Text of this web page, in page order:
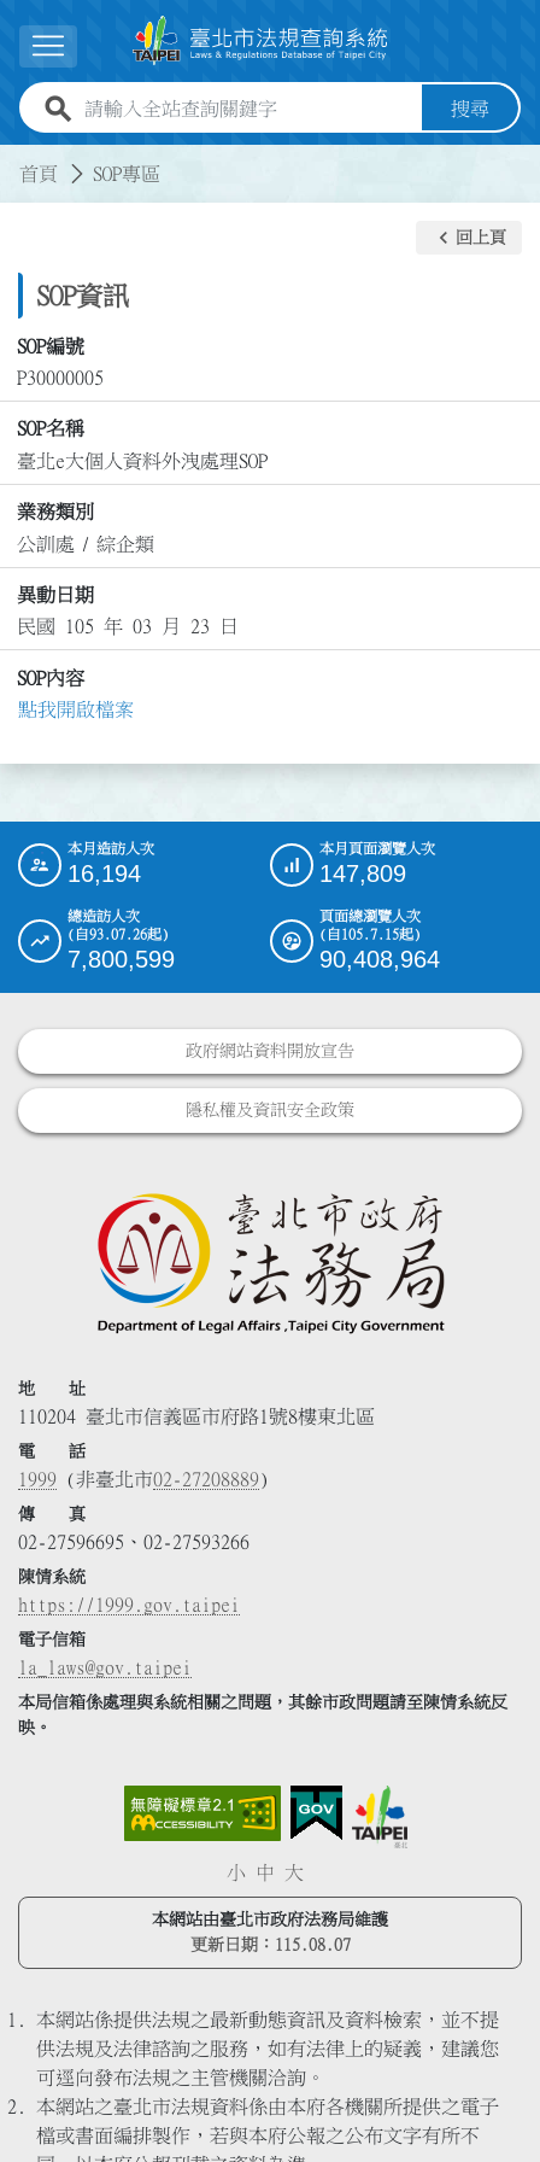
展開選單
全站查詢關鍵字欄位 搜尋
首頁 SOP專區
SOP資訊
keyboard_arrow_left 回上頁
SOP編號
P30000005
SOP名稱
臺北e大個人資料外洩處理SOP
業務類別
公訓處 / 綜企類
異動日期
民國 105 年 03 月 23 日
SOP內容
點我開啟檔案
::: 本月造訪人次
16,194
本月頁面瀏覽人次
147,809
總造訪人次
(自93.07.26起)
7,800,599
頁面總瀏覽人次
(自105.7.15起)
90,408,964
政府網站資料開放宣告
隱私權及資訊安全政策
地 址
110204 臺北市信義區市府路1號8樓東北區
電 話
1999 (非臺北市02-27208889)
傳 真
02-27596695、02-27593266
陳情系統
https://1999.gov.taipei
電子信箱
la_laws@gov.taipei
本局信箱係處理與系統相關之問題，其餘市政問題請至陳情系統反
映。
小 中 大
本網站由臺北市政府法務局維護
更新日期： 115.08.07
本網站係提供法規之最新動態資訊及資料檢索，並不提
供法規及法律諮詢之服務，如有法律上的疑義，建議您
可逕向發布法規之主管機關洽詢。
本網站之臺北市法規資料係由本府各機關所提供之電子
檔或書面編排製作，若與本府公報之公布文字有所不